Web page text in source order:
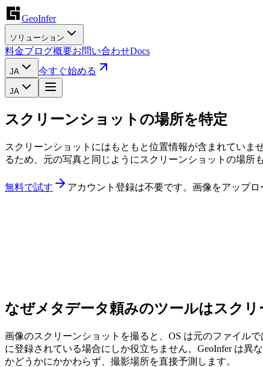
GeoInfer
ソリューション
料金ブログ概要お問い合わせDocs
JA 今すぐ始める
JA
スクリーンショットの場所を特定
スクリーンショットにはもともと位置情報が含まれていま
るため、元の写真と同じようにスクリーンショットの場所
無料で試す アカウント登録は不要です。画像をアップ
なぜメタデータ頼みのツールはスク
画像のスクリーンショットを撮ると、OS は元のファイル
に登録されている場合にしか役立ちません。GeoInfer は
かどうかにかかわらず、撮影場所を直接予測します。